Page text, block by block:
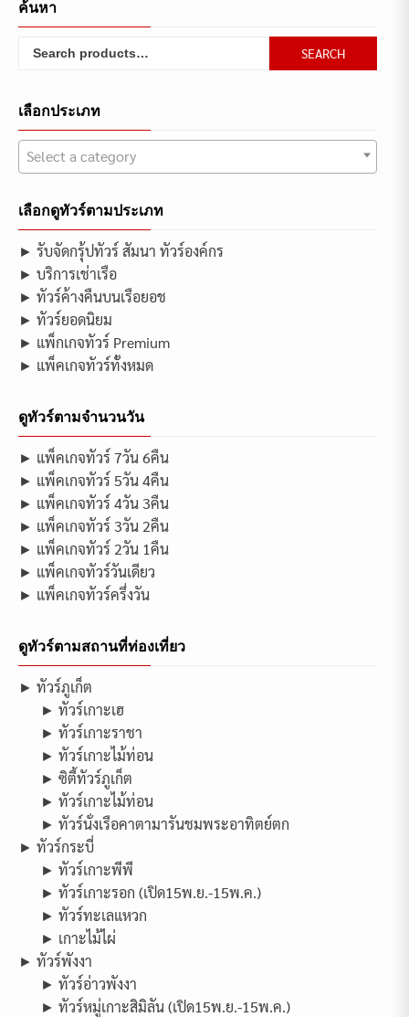
ค้นหา
Search
for:
SEARCH
เลือกประเภท
Select a category
เลือกดูทัวร์ตามประเภท
► รับจัดกรุ้ปทัวร์ สัมนา ทัวร์องค์กร
► บริการเช่าเรือ
► ทัวร์ค้างคืนบนเรือยอช
► ทัวร์ยอดนิยม
► แพ็กเกจทัวร์ Premium
► แพ็คเกจทัวร์ทั้งหมด
ดูทัวร์ตามจำนวนวัน
► แพ็คเกจทัวร์ 7วัน 6คืน
► แพ็คเกจทัวร์ 5วัน 4คืน
► แพ็คเกจทัวร์ 4วัน 3คืน
► แพ็คเกจทัวร์ 3วัน 2คืน
► แพ็คเกจทัวร์ 2วัน 1คืน
► แพ็คเกจทัวร์วันเดียว
► แพ็คเกจทัวร์ครึ่งวัน
ดูทัวร์ตามสถานที่ท่องเที่ยว
► ทัวร์ภูเก็ต
► ทัวร์เกาะเฮ
► ทัวร์เกาะราชา
► ทัวร์เกาะไม้ท่อน
► ซิตี้ทัวร์ภูเก็ต
► ทัวร์เกาะไม้ท่อน
► ทัวร์นั่งเรือคาตามารันชมพระอาทิตย์ตก
► ทัวร์กระบี่
► ทัวร์เกาะพีพี
► ทัวร์เกาะรอก (เปิด15พ.ย.-15พ.ค.)
► ทัวร์ทะเลแหวก
► เกาะไม้ไผ่
► ทัวร์พังงา
► ทัวร์อ่าวพังงา
► ทัวร์หมู่เกาะสิมิลัน (เปิด15พ.ย.-15พ.ค.)